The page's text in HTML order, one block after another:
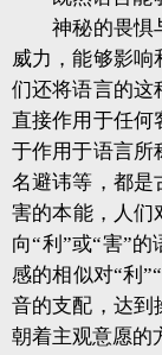
神秘的畏惧与
威力，能够影响
们还将语言的这
直接作用于任何
于作用于语言所
名避讳等，都是
害的本能，人们
向“利”或“害”
感的相似对“利
音的支配，达到
朝着主观意愿的